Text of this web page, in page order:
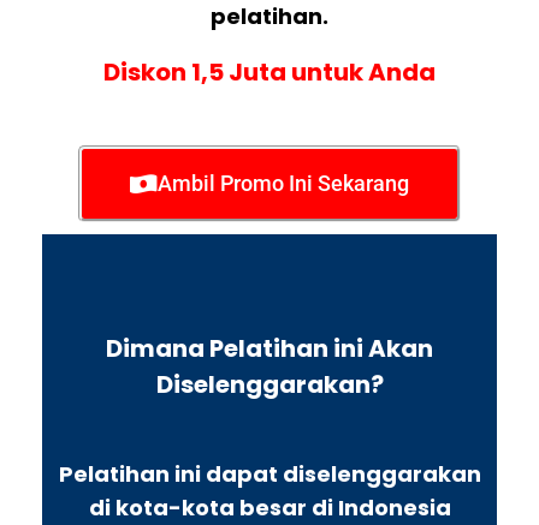
pelatihan.
Diskon 1,5 Juta untuk Anda
Ambil Promo Ini Sekarang
Dimana Pelatihan ini Akan
Diselenggarakan?
Pelatihan ini dapat diselenggarakan
di kota-kota besar di Indonesia